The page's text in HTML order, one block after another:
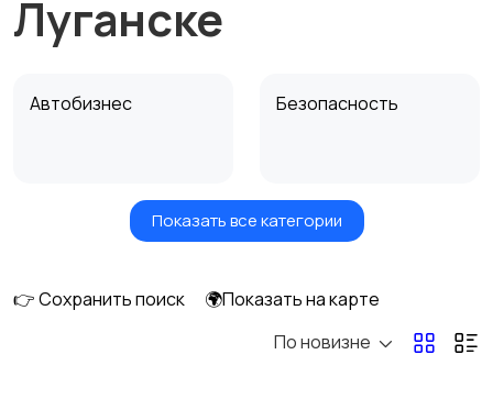
Луганске
Автобизнес Безопасность
Бытовые услуги и
Высший менеджмент
Добыча сырья,
Показать все категории
👉 Сохранить поиск
🌍Показать на карте
По новизне